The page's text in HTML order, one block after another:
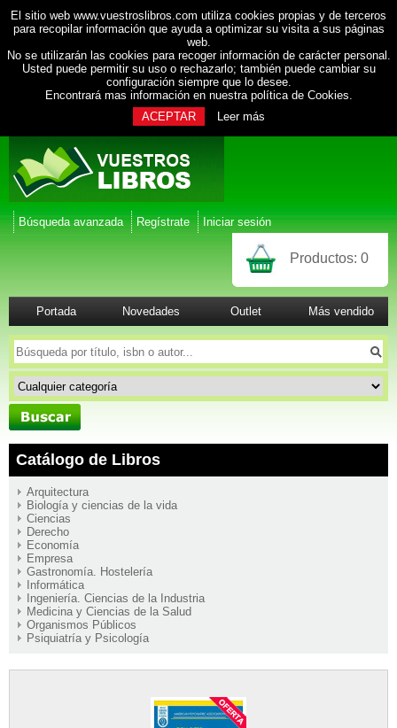
El sitio web www.vuestroslibros.com utiliza cookies propias y de terceros
para recopilar información que ayuda a optimizar su visita a sus páginas
web.
No se utilizarán las cookies para recoger información de carácter personal.
Usted puede permitir su uso o rechazarlo; también puede cambiar su
configuración siempre que lo desee.
Encontrará mas información en nuestra política de Cookies.
ACEPTAR
Leer más
Búsqueda avanzada Regístrate Iniciar sesión
Productos: 0
Portada Novedades Outlet Más vendido
Catálogo de Libros
Arquitectura
Biología y ciencias de la vida
Ciencias
Derecho
Economía
Empresa
Gastronomía. Hostelería
Informática
Ingeniería. Ciencias de la Industria
Medicina y Ciencias de la Salud
Organismos Públicos
Psiquiatría y Psicología